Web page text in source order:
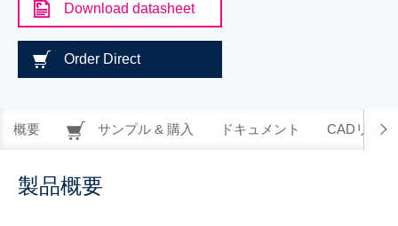
Download datasheet
Order Direct
概要 サンプル & 購入 ドキュメント CADリソー
製品概要